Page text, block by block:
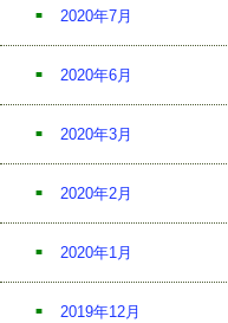
2020年7月
2020年6月
2020年3月
2020年2月
2020年1月
2019年12月